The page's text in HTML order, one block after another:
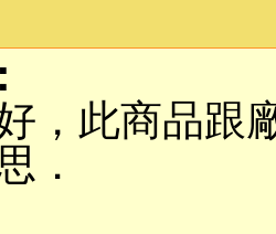
，此商品跟
．